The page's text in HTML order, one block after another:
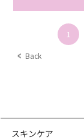
Back
1
スキンケア